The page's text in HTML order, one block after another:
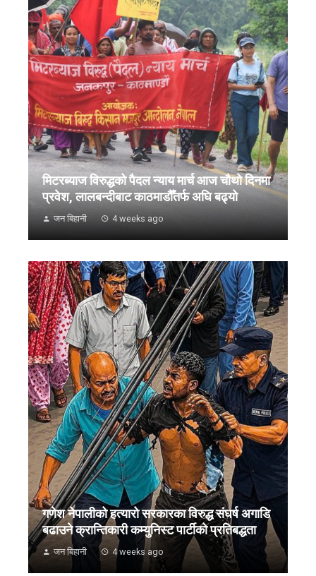
मिटरब्याज विरुद्धको पैदल न्याय मार्च आज चौथो दिनमा
प्रवेश, लालबन्दीबाट काठमाडौँतर्फ अघि बढ्यो
जन बिहानी 4 weeks ago
गणेश नेपालीको हत्यारो सरकारका विरुद्ध संघर्ष अगाडि
बढाउने क्रान्तिकारी कम्युनिस्ट पार्टीको प्रतिबद्धता
जन बिहानी 4 weeks ago